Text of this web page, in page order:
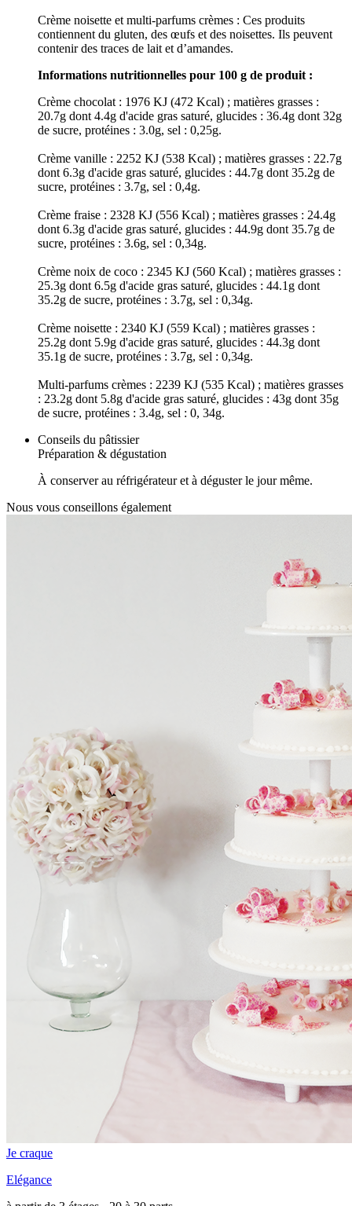
Crème noisette et multi-parfums crèmes : Ces produits
contiennent du gluten, des œufs et des noisettes. Ils peuvent
contenir des traces de lait et d’amandes.
Informations nutritionnelles pour 100 g de produit :
Crème chocolat : 1976 KJ (472 Kcal) ; matières grasses :
20.7g dont 4.4g d'acide gras saturé, glucides : 36.4g dont 32g
de sucre, protéines : 3.0g, sel : 0,25g.
Crème vanille : 2252 KJ (538 Kcal) ; matières grasses : 22.7g
dont 6.3g d'acide gras saturé, glucides : 44.7g dont 35.2g de
sucre, protéines : 3.7g, sel : 0,4g.
Crème fraise : 2328 KJ (556 Kcal) ; matières grasses : 24.4g
dont 6.3g d'acide gras saturé, glucides : 44.9g dont 35.7g de
sucre, protéines : 3.6g, sel : 0,34g.
Crème noix de coco : 2345 KJ (560 Kcal) ; matières grasses :
25.3g dont 6.5g d'acide gras saturé, glucides : 44.1g dont
35.2g de sucre, protéines : 3.7g, sel : 0,34g.
Crème noisette : 2340 KJ (559 Kcal) ; matières grasses :
25.2g dont 5.9g d'acide gras saturé, glucides : 44.3g dont
35.1g de sucre, protéines : 3.7g, sel : 0,34g.
Multi-parfums crèmes : 2239 KJ (535 Kcal) ; matières grasses
: 23.2g dont 5.8g d'acide gras saturé, glucides : 43g dont 35g
de sucre, protéines : 3.4g, sel : 0, 34g.
Conseils du pâtissier
Préparation & dégustation
À conserver au réfrigérateur et à déguster le jour même.
Nous vous conseillons également
Je craque
Elégance